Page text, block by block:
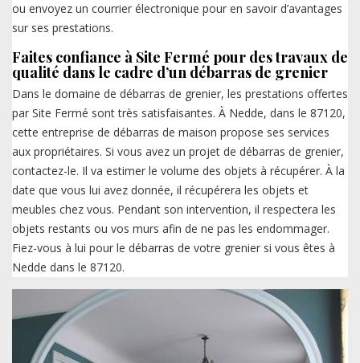
ou envoyez un courrier électronique pour en savoir d’avantages
sur ses prestations.
Faites confiance à Site Fermé pour des travaux de
qualité dans le cadre d’un débarras de grenier
Dans le domaine de débarras de grenier, les prestations offertes
par Site Fermé sont très satisfaisantes. À Nedde, dans le 87120,
cette entreprise de débarras de maison propose ses services
aux propriétaires. Si vous avez un projet de débarras de grenier,
contactez-le. Il va estimer le volume des objets à récupérer. À la
date que vous lui avez donnée, il récupérera les objets et
meubles chez vous. Pendant son intervention, il respectera les
objets restants ou vos murs afin de ne pas les endommager.
Fiez-vous à lui pour le débarras de votre grenier si vous êtes à
Nedde dans le 87120.